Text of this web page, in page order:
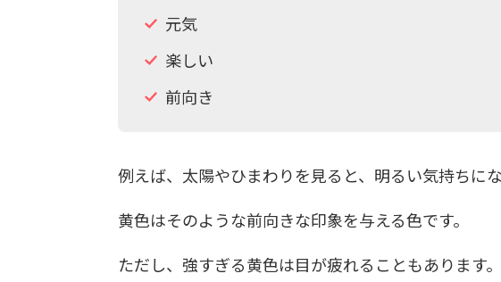
元気
楽しい
前向き
例えば、太陽やひまわりを見ると、明るい気持ちに
黄色はそのような前向きな印象を与える色です。
ただし、強すぎる黄色は目が疲れることもあります。